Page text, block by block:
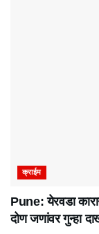
क्राईम
Pune: येरवडा
दोण जणांवर गुन्हा